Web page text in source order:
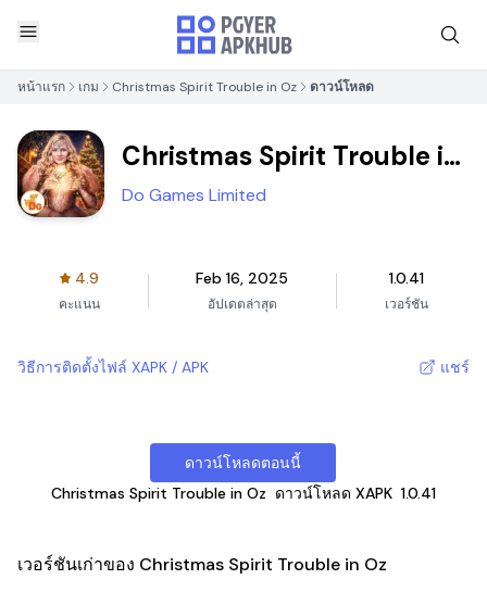
หน้าแรก เกม Christmas Spirit Trouble in Oz ดาวน์โหลด
Christmas Spirit Trouble in
Oz
Do Games Limited
4.9
คะแนน
Feb 16, 2025
อัปเดตล่าสุด
1.0.41
เวอร์ชัน
วิธีการติดตั้งไฟล์ XAPK / APK แชร์
ดาวน์โหลดตอนนี้
Christmas Spirit Trouble in Oz ดาวน์โหลด XAPK 1.0.41
เวอร์ชันเก่าของ Christmas Spirit Trouble in Oz